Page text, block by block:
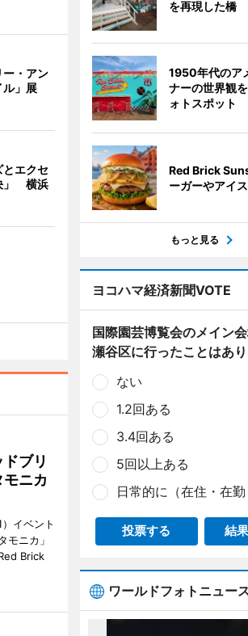
ー・アン
ル」展
エクセ
」 横浜
ブリ
ニカ
イベント
モニカ」
Brick
を再現した橋
1950年代のア
ナーの世界観
ォトスポット
Red Brick
ーガーやアイ
もっと見る
ヨコハマ経済新聞VOTE
国際園芸博覧会のメイン
瀬谷区に行ったことはあ
ない
1.2回ある
3.4回ある
5回以上ある
日常的に（在住・在勤
投票する 結
ワールドフォトニュー